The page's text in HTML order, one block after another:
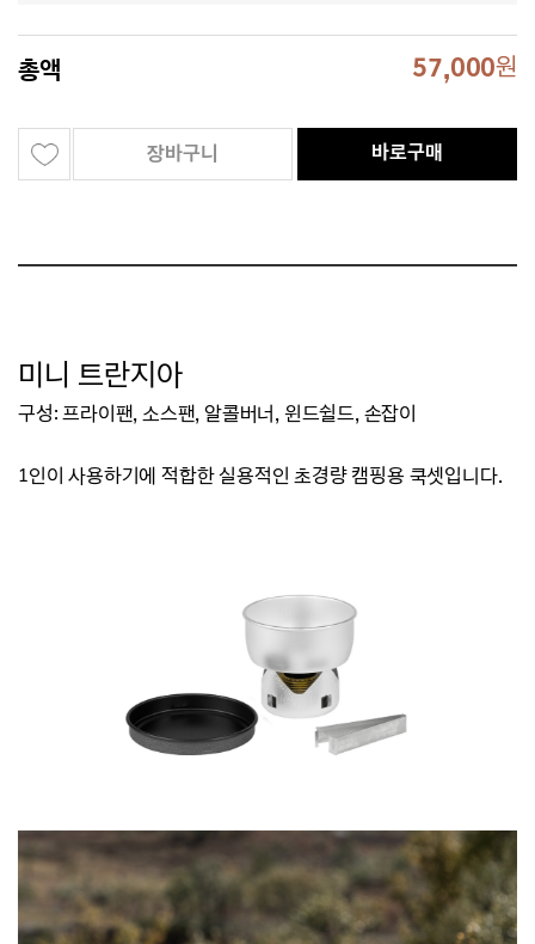
총액 57,000원
장바구니 바로구매
미니 트란지아
구성: 프라이팬, 소스팬, 알콜버너, 윈드쉴드, 손잡이
1인이 사용하기에 적합한 실용적인 초경량 캠핑용 쿡셋입니다.